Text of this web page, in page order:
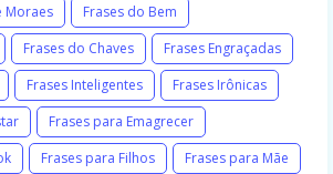
Moraes
Frases do Bem
Frases do Chaves
Frases Engraçadas
Frases Inteligentes
Frases Irônicas
Frases para Emagrecer
Frases para Filhos
Frases para Mãe